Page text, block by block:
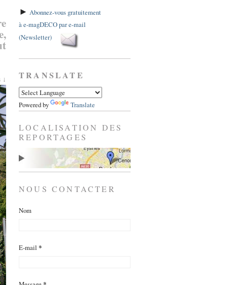
► Abonnez-vous gratuitement
à e-magDECO par e-mail
(Newsletter)
TRANSLATE
Powered by Translate
LOCALISATION DES
REPORTAGES
NOUS CONTACTER
Nom
E-mail *